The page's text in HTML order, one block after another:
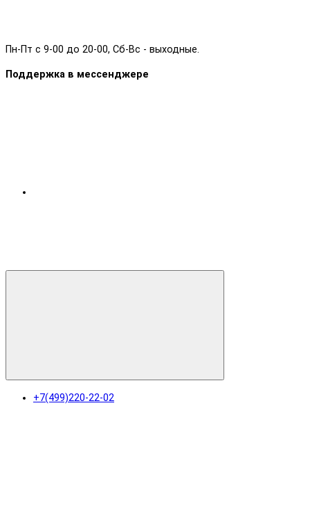
Пн-Пт с 9-00 до 20-00, Сб-Вс - выходные.
Поддержка в мессенджере
+7(499)220-22-02